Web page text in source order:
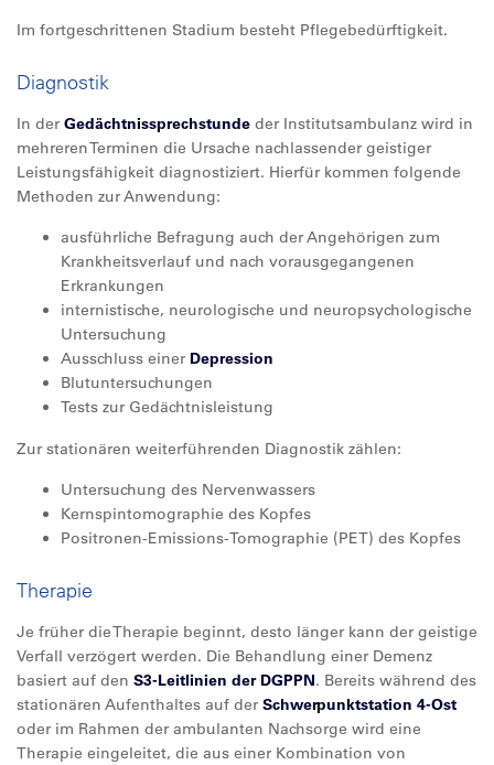
Im fortgeschrittenen Stadium besteht Pflegebedürftigkeit.
Diagnostik
In derGedächtnissprechstunde der Institutsambulanz wird in
mehreren Terminen die Ursache nachlassender geistiger
Leistungsfähigkeit diagnostiziert. Hierfür kommen folgende
Methoden zur Anwendung:
ausführliche Befragung auch der Angehörigen zum
Krankheitsverlauf und nach vorausgegangenen
Erkrankungen
internistische, neurologische und neuropsychologische
Untersuchung
Ausschluss einerDepression
Blutuntersuchungen
Tests zur Gedächtnisleistung
Zur stationären weiterführenden Diagnostik zählen:
Untersuchung des Nervenwassers
Kernspintomographie des Kopfes
Positronen-Emissions-Tomographie (PET) des Kopfes
Therapie
Je früher die Therapie beginnt, desto länger kann der geistige
Verfall verzögert werden. Die Behandlung einer Demenz
basiert auf den S3-Leitlinien der DGPPN. Bereits während des
stationären Aufenthaltes auf derSchwerpunktstation 4-Ost
oder im Rahmen der ambulanten Nachsorge wird eine
Therapie eingeleitet, die aus einer Kombination von